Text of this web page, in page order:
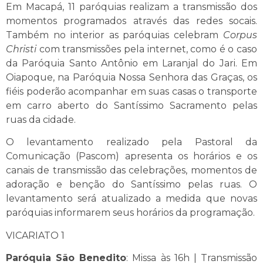
Em Macapá, 11 paróquias realizam a transmissão dos
momentos programados através das redes socais.
Também no interior as paróquias celebram Corpus
Christicom transmissões pela internet, como é o caso
da Paróquia Santo Antônio em Laranjal do Jari. Em
Oiapoque, na Paróquia Nossa Senhora das Graças, os
fiéis poderão acompanhar em suas casas o transporte
em carro aberto do Santíssimo Sacramento pelas
ruas da cidade.
O levantamento realizado pela Pastoral da
Comunicação (Pascom) apresenta os horários e os
canais de transmissão das celebrações, momentos de
adoração e benção do Santíssimo pelas ruas. O
levantamento será atualizado a medida que novas
paróquias informarem seus horários da programação.
VICARIATO 1
Paróquia São Benedito: Missa às 16h | Transmissão